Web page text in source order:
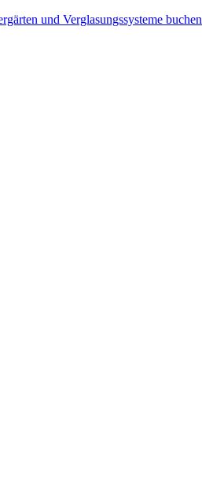
und Verglasungssysteme buchen